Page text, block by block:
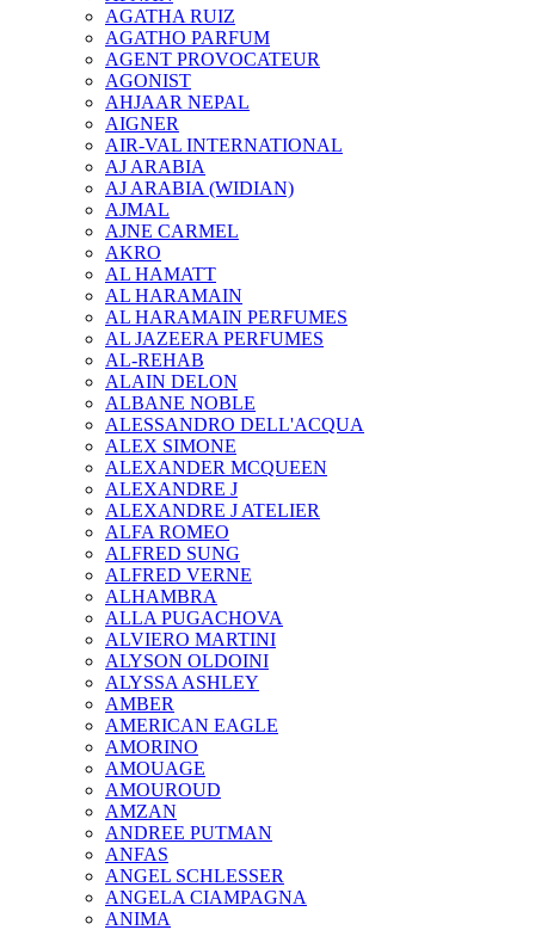
AGATHA RUIZ
AGATHO PARFUM
AGENT PROVOCATEUR
AGONIST
AHJAAR NEPAL
AIGNER
AIR-VAL INTERNATIONAL
AJ ARABIA
AJ ARABIA (WIDIAN)
AJMAL
AJNE CARMEL
AKRO
AL HAMATT
AL HARAMAIN
AL HARAMAIN PERFUMES
AL JAZEERA PERFUMES
AL-REHAB
ALAIN DELON
ALBANE NOBLE
ALESSANDRO DELL'ACQUA
ALEX SIMONE
ALEXANDER MCQUEEN
ALEXANDRE J
ALEXANDRE J ATELIER
ALFA ROMEO
ALFRED SUNG
ALFRED VERNE
ALHAMBRA
ALLA PUGACHOVA
ALVIERO MARTINI
ALYSON OLDOINI
ALYSSA ASHLEY
AMBER
AMERICAN EAGLE
AMORINO
AMOUAGE
AMOUROUD
AMZAN
ANDREE PUTMAN
ANFAS
ANGEL SCHLESSER
ANGELA CIAMPAGNA
ANIMA